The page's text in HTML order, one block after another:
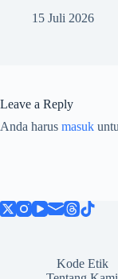
15 Juli 2026
Leave a Reply
Anda harus masuk
Kode Etik